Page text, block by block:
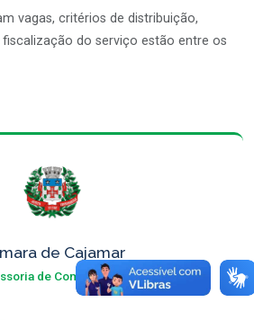
vagas, critérios de distribuição,
do serviço estão entre os
de Cajamar
de Comunicação